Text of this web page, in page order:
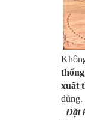
thống
xuất
dùng.
Đặt